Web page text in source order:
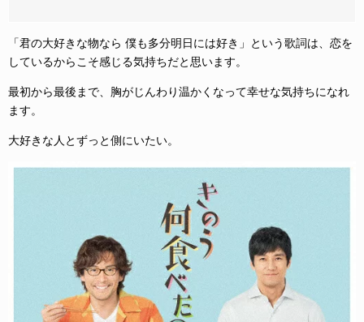
「君の大好きな物なら 僕も多分明日には好き」という歌詞は、恋を
しているからこそ感じる気持ちだと思います。
最初から最後まで、胸がじんわり温かくなって幸せな気持ちになれ
ます。
大好きな人とずっと側にいたい。